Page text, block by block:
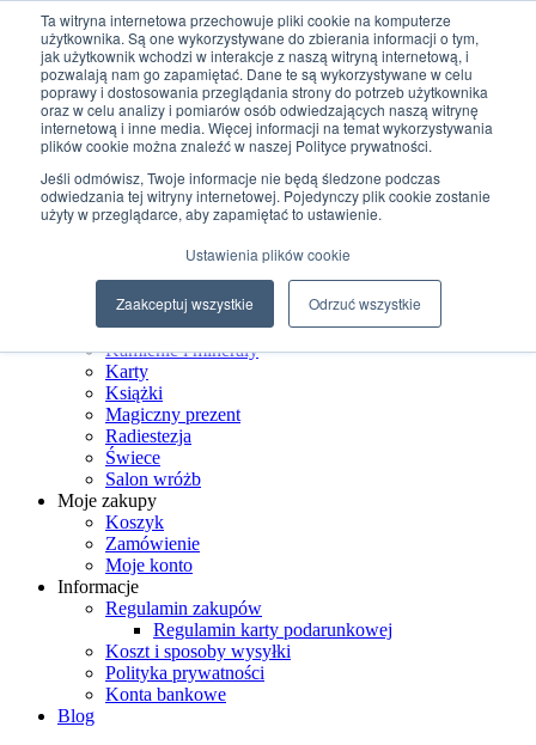
Ta witryna internetowa przechowuje pliki cookie na komputerze
użytkownika. Są one wykorzystywane do zbierania informacji o tym,
jak użytkownik wchodzi w interakcje z naszą witryną internetową, i
pozwalają nam go zapamiętać. Dane te są wykorzystywane w celu
poprawy i dostosowania przeglądania strony do potrzeb użytkownika
oraz w celu analizy i pomiarów osób odwiedzających naszą witrynę
internetową i inne media. Więcej informacji na temat wykorzystywania
plików cookie można znaleźć w naszej Polityce prywatności.
Jeśli odmówisz, Twoje informacje nie będą śledzone podczas
odwiedzania tej witryny internetowej. Pojedynczy plik cookie zostanie
użyty w przeglądarce, aby zapamiętać to ustawienie.
Ustawienia plików cookie
Zaakceptuj wszystkie Odrzuć wszystkie
Przejdź do treści
+48 507 498 341
sklep@ksiegarniamagiczna.pl
sklep internetowy 24h/7
Wyszukiwarka produktów
Biżuteria ezoteryczna
Czarostwo
Dom wiedźmy
Kamienie i minerały
Karty
Książki
Magiczny prezent
Radiestezja
Świece
Salon wróżb
Moje zakupy
Koszyk
Zamówienie
Moje konto
Informacje
Regulamin zakupów
Regulamin karty podarunkowej
Koszt i sposoby wysyłki
Polityka prywatności
Konta bankowe
Blog